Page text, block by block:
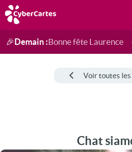
Anniversaire
Fête du jour
Amour
Amitié
Merci
Toutes les cartes
🎉Demain :Bonne fête Laurence
Voir toutes
Chat